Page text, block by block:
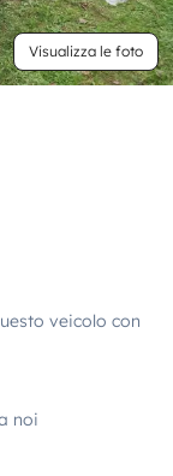
Visualizza le foto
veicolo con
noi